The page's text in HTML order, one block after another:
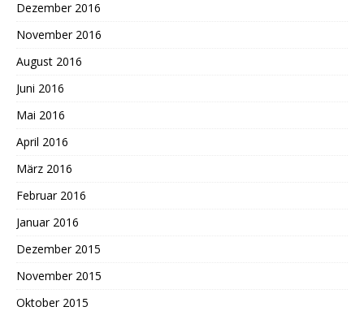
Dezember 2016
November 2016
August 2016
Juni 2016
Mai 2016
April 2016
März 2016
Februar 2016
Januar 2016
Dezember 2015
November 2015
Oktober 2015